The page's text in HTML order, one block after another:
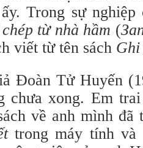
Trong sự
từ nhà hầm (
viết từ tên sách Ghi
Đoàn Tử Huyến
chưa xong. Em
về anh mình
trong máy tính và